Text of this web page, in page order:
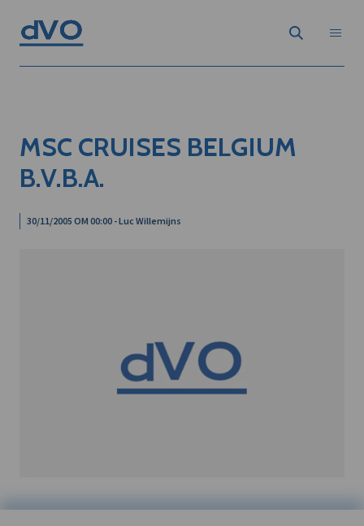
MSC CRUISES BELGIUM
B.V.B.A.
30/11/2005 OM 00:00 - Luc Willemijns